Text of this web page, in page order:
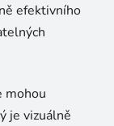
efektivního
mohou
je vizuálně